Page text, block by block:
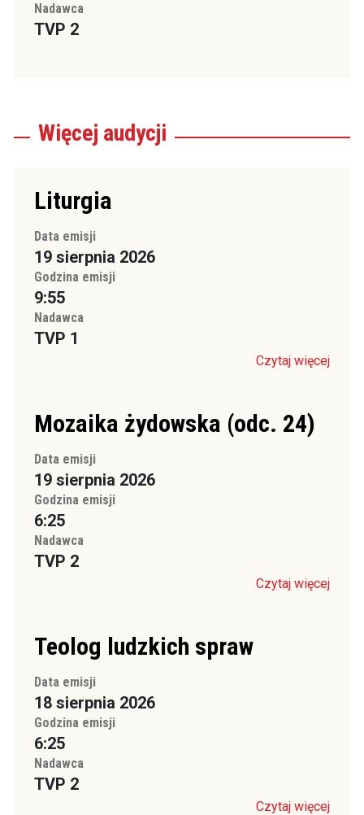
Nadawca
TVP 2
Więcej audycji
Liturgia
Data emisji
19 sierpnia 2026
Godzina emisji
9:55
Nadawca
TVP 1
Czytaj więcej
Mozaika żydowska (odc. 24)
Data emisji
19 sierpnia 2026
Godzina emisji
6:25
Nadawca
TVP 2
Czytaj więcej
Teolog ludzkich spraw
Data emisji
18 sierpnia 2026
Godzina emisji
6:25
Nadawca
TVP 2
Czytaj więcej